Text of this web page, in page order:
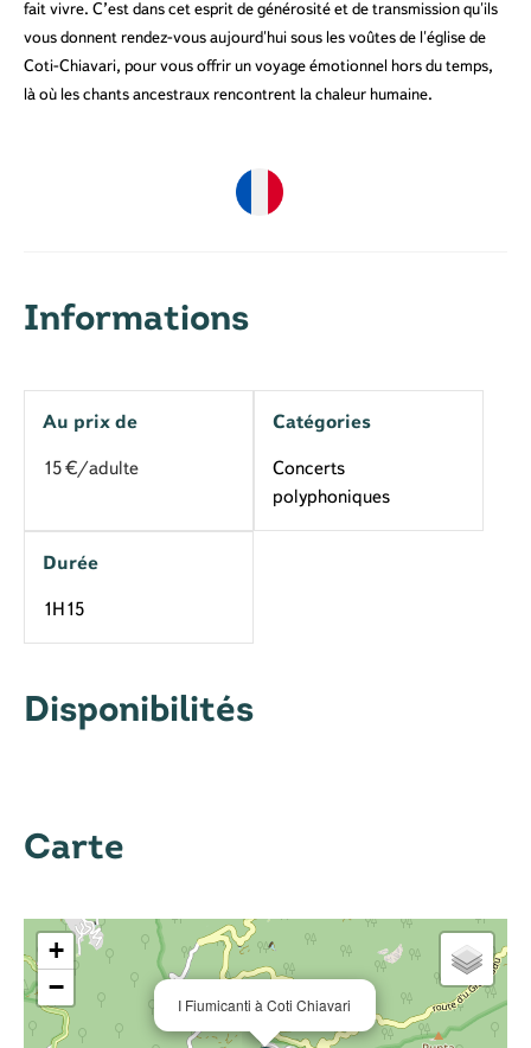
fait vivre. C’est dans cet esprit de générosité et de transmission qu'ils
vous donnent rendez-vous aujourd'hui sous les voûtes de l'église de
Coti-Chiavari, pour vous offrir un voyage émotionnel hors du temps,
là où les chants ancestraux rencontrent la chaleur humaine.
Informations
Au prix de
15 €/adulte
Catégories
Concerts
polyphoniques
Durée
1H15
Disponibilités
Carte
I Fiumicanti à Coti Chiavari
+
−